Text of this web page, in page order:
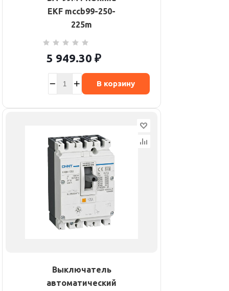
EKF mccb99-250-
225m
5 949.30 ₽
В корзину
Выключатель
автоматический